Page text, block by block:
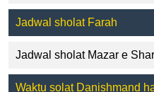
Jadwal sholat Farah
Jadwal sholat Mazar e
Waktu solat Danishmand